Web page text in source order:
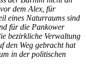
dem Alex, für
eines Naturraums sind
für die Pankower
bezirkliche Verwaltung
den Weg gebracht hat
in der politischen